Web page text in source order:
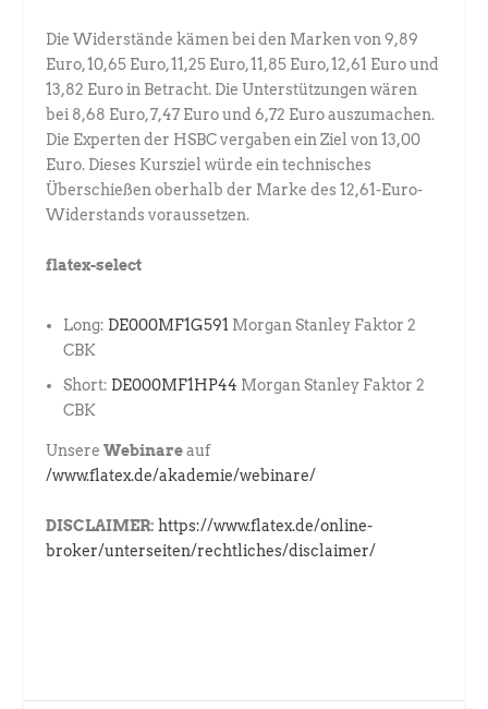
Die Widerstände kämen bei den Marken von 9,89
Euro, 10,65 Euro, 11,25 Euro, 11,85 Euro, 12,61 Euro und
13,82 Euro in Betracht. Die Unterstützungen wären
bei 8,68 Euro, 7,47 Euro und 6,72 Euro auszumachen.
Die Experten der HSBC vergaben ein Ziel von 13,00
Euro. Dieses Kursziel würde ein technisches
Überschießen oberhalb der Marke des 12,61-Euro-
Widerstands voraussetzen.
flatex-select
Long: DE000MF1G591 Morgan Stanley Faktor 2
CBK
Short: DE000MF1HP44 Morgan Stanley Faktor 2
CBK
UnsereWebinareauf
/www.flatex.de/akademie/webinare/
DISCLAIMER: https://www.flatex.de/online-
broker/unterseiten/rechtliches/disclaimer/